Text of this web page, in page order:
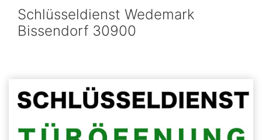
Schlüsseldienst Wedemark
Bissendorf 30900